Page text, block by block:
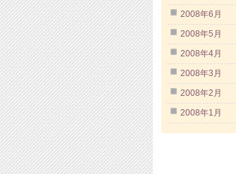
2008年6月
2008年5月
2008年4月
2008年3月
2008年2月
2008年1月